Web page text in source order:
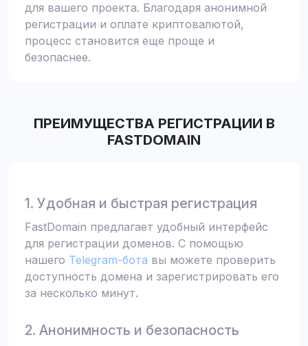
для вашего проекта. Благодаря анонимной
регистрации и оплате криптовалютой,
процесс становится еще проще и
безопаснее.
ПРЕИМУЩЕСТВА РЕГИСТРАЦИИ В
FASTDOMAIN
1. Удобная и быстрая регистрация
FastDomain предлагает удобный интерфейс
для регистрации доменов. С помощью
нашего Telegram-бота вы можете проверить
доступность домена и зарегистрировать его
за несколько минут.
2. Анонимность и безопасность